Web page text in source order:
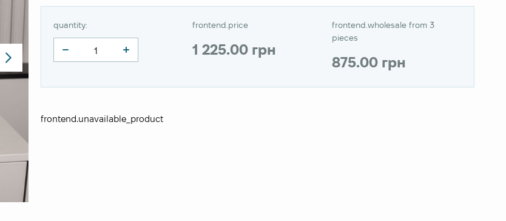
quantity: frontend.price
1 225.00 грн
frontend.wholesale from 3
pieces
875.00 грн
frontend.unavailable_product